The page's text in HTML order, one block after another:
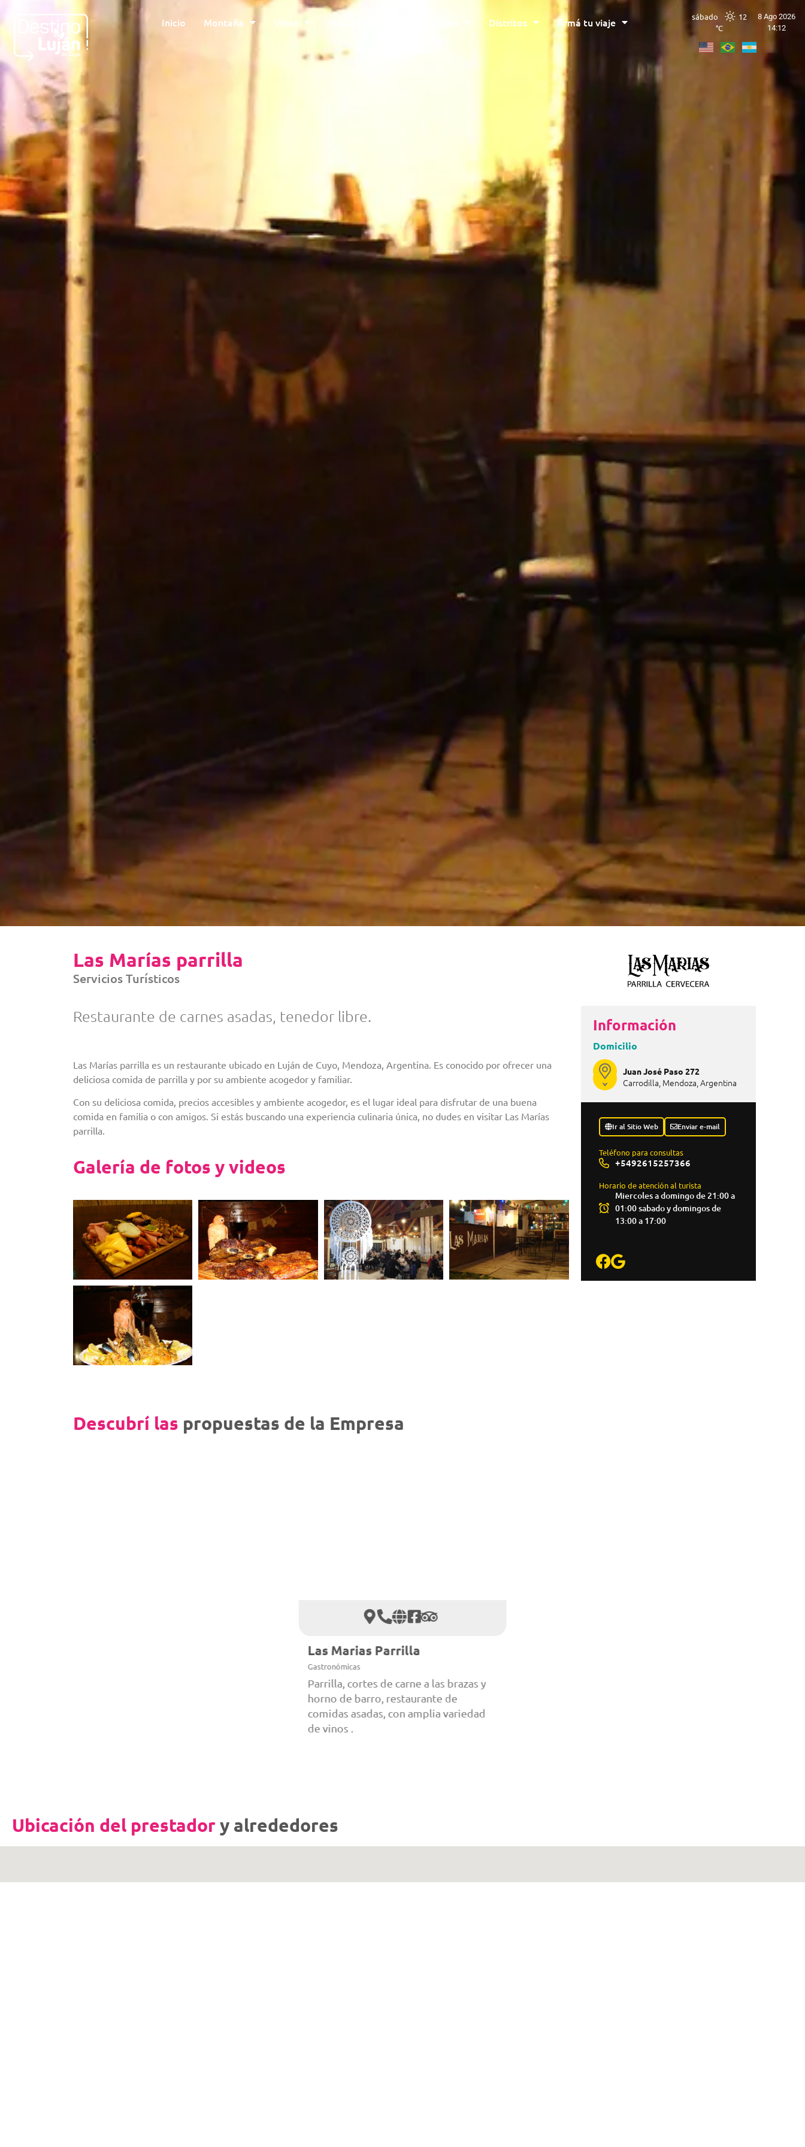
Inicio Montaña Vinos Distritos Armá tu viaje sábado
12
°C
8 Ago 2026
14:12
Las Marías parrilla
Servicios Turísticos
Restaurante de carnes asadas, tenedor libre.
Las Marías parrilla es un restaurante ubicado en Luján de Cuyo, Mendoza, Argentina. Es conocido por ofrecer una
deliciosa comida de parrilla y por su ambiente acogedor y familiar.
Con su deliciosa comida, precios accesibles y ambiente acogedor, es el lugar ideal para disfrutar de una buena
comida en familia o con amigos. Si estás buscando una experiencia culinaria única, no dudes en visitar Las Marías
parrilla.
Galería de fotos y videos
Información
Domicilio
Juan José Paso 272
Carrodilla, Mendoza, Argentina
Teléfono para consultas
+5492615257366
Horario de atención al turista
Miercoles a domingo de 21:00 a
01:00 sabado y domingos de
13:00 a 17:00
Ir al Sitio Web Enviar e-mail
Descubrí las propuestas de la Empresa
Las Marias Parrilla
Gastronómicas
Parrilla, cortes de carne a las brazas y
horno de barro, restaurante de
comidas asadas, con amplia variedad
de vinos .
Ubicación del prestadory alrededores